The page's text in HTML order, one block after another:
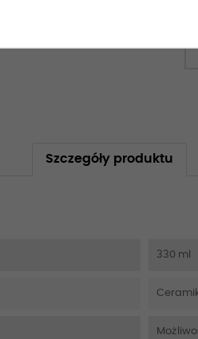
Szczegóły produktu
330 ml